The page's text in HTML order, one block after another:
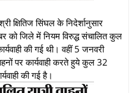
क्षितिज सिंघल के निदेर्शानुसार
को जिले में नियम विरुद्ध संचालित कुल
की गई थी। वहीं 5 जनवरी
पर कार्यवाही करते हुये कुल 32
की गई है।